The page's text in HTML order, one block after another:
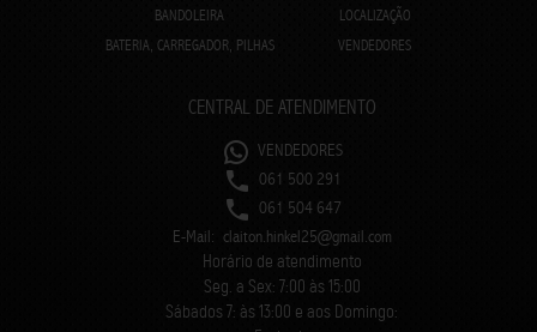
BANDOLEIRA
BATERIA, CARREGADOR, PILHAS
LOCALIZAÇÃO
VENDEDORES
CENTRAL DE ATENDIMENTO
VENDEDORES
061 500 291
061 504 647
E-Mail: claiton.hinkel25@gmail.com
Horário de atendimento
Seg. a Sex: 7:00 às 15:00
Sábados 7: às 13:00 e aos Domingo: